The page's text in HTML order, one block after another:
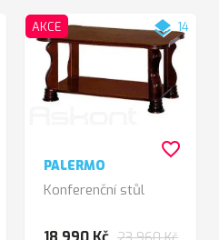
AKCE layers 14
PALERMO
Konferenční stůl
favorite_border